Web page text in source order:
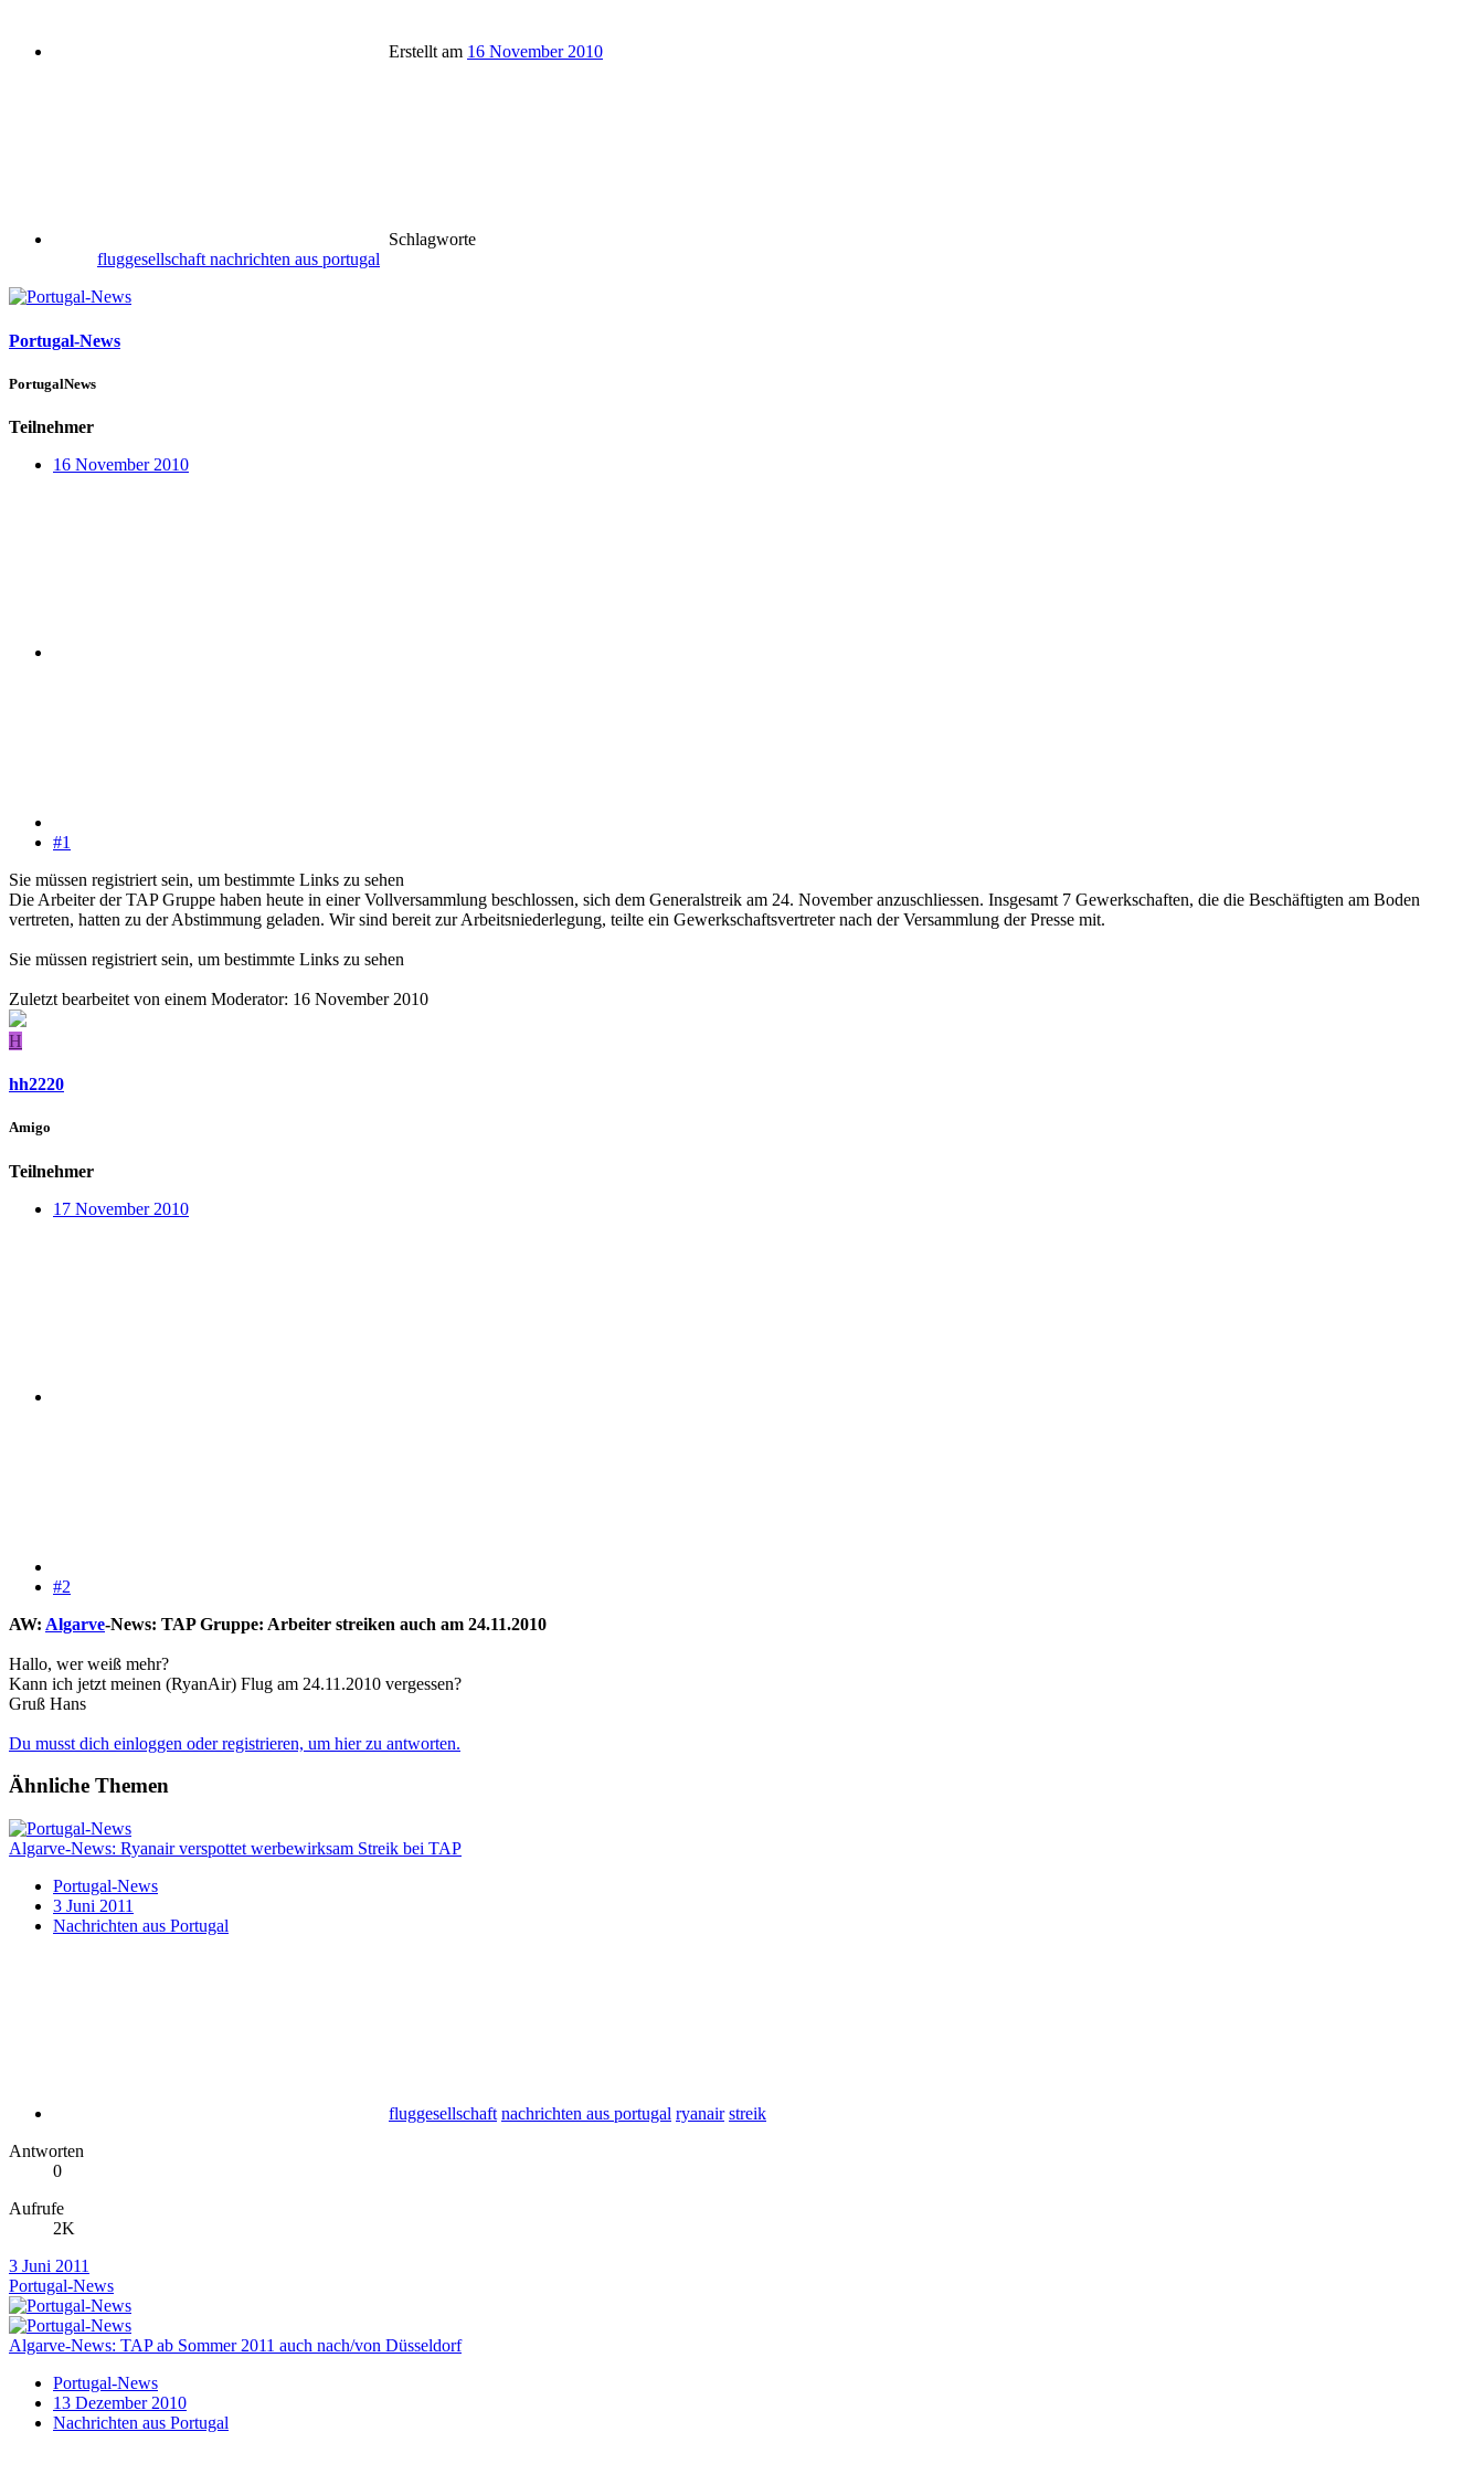
Erstellt am 16 November 2010
Schlagworte
fluggesellschaft nachrichten aus portugal
Portugal-News
PortugalNews
Teilnehmer
16 November 2010
#1
Sie müssen registriert sein, um bestimmte Links zu sehen
Die Arbeiter der TAP Gruppe haben heute in einer Vollversammlung beschlossen, sich dem Generalstreik am 24. November anzuschliessen. Insgesamt 7 Gewerkschaften, die die Beschäftigten am Boden
vertreten, hatten zu der Abstimmung geladen. Wir sind bereit zur Arbeitsniederlegung, teilte ein Gewerkschaftsvertreter nach der Versammlung der Presse mit.
Sie müssen registriert sein, um bestimmte Links zu sehen
Zuletzt bearbeitet von einem Moderator: 16 November 2010
H
hh2220
Amigo
Teilnehmer
17 November 2010
#2
AW: Algarve-News: TAP Gruppe: Arbeiter streiken auch am 24.11.2010
Hallo, wer weiß mehr?
Kann ich jetzt meinen (RyanAir) Flug am 24.11.2010 vergessen?
Gruß Hans
Du musst dich einloggen oder registrieren, um hier zu antworten.
Ähnliche Themen
Algarve-News: Ryanair verspottet werbewirksam Streik bei TAP
Portugal-News
3 Juni 2011
Nachrichten aus Portugal
fluggesellschaft nachrichten aus portugal ryanair streik
Antworten
0
Aufrufe
2K
3 Juni 2011
Portugal-News
Algarve-News: TAP ab Sommer 2011 auch nach/von Düsseldorf
Portugal-News
13 Dezember 2010
Nachrichten aus Portugal